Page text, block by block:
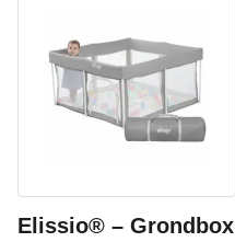
Elissio® – Grondbox